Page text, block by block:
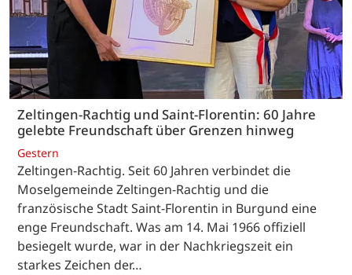
Zeltingen-Rachtig und Saint-Florentin: 60 Jahre
gelebte Freundschaft über Grenzen hinweg
Gestern
Zeltingen-Rachtig. Seit 60 Jahren verbindet die
Moselgemeinde Zeltingen-Rachtig und die
französische Stadt Saint-Florentin in Burgund eine
enge Freundschaft. Was am 14. Mai 1966 offiziell
besiegelt wurde, war in der Nachkriegszeit ein
starkes Zeichen der…